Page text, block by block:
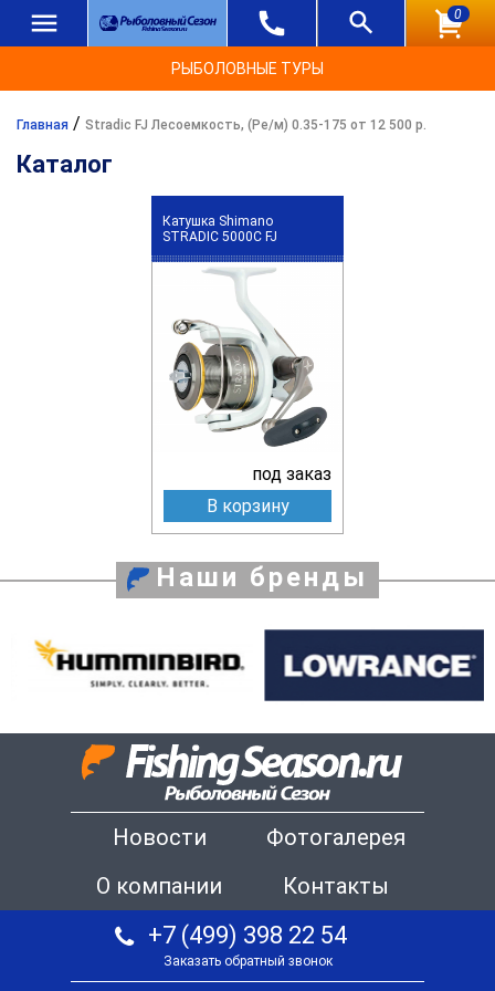
0
РЫБОЛОВНЫЕ ТУРЫ
Главная / Stradic FJ Лесоемкость, (Ре/м) 0.35-175 от 12 500 р.
Каталог
Катушка Shimano
STRADIC 5000C FJ
под заказ
В корзину
Наши бренды
Новости
Фотогалерея
О компании
Контакты
+7 (499) 398 22 54
Заказать обратный звонок